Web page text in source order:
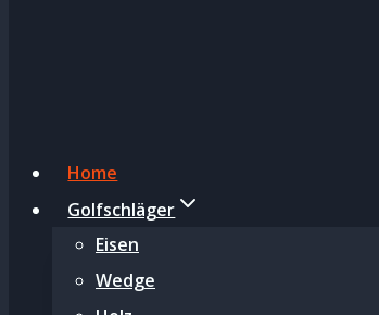
Home
Golfschläger
Eisen
Wedge